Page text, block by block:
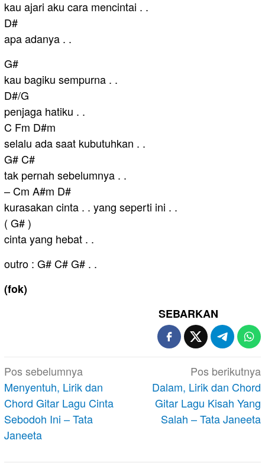
kau ajari aku cara mencintai . .
D#
apa adanya . .
G#
kau bagiku sempurna . .
D#/G
penjaga hatiku . .
C Fm D#m
selalu ada saat kubutuhkan . .
G# C#
tak pernah sebelumnya . .
– Cm A#m D#
kurasakan cinta . . yang seperti ini . .
( G# )
cinta yang hebat . .
outro : G# C# G# . .
(fok)
SEBARKAN
Navigasi
pos
Pos sebelumnya
Menyentuh, Lirik dan
Chord Gitar Lagu Cinta
Sebodoh Ini – Tata
Janeeta
Pos berikutnya
Dalam, Lirik dan Chord
Gitar Lagu Kisah Yang
Salah – Tata Janeeta